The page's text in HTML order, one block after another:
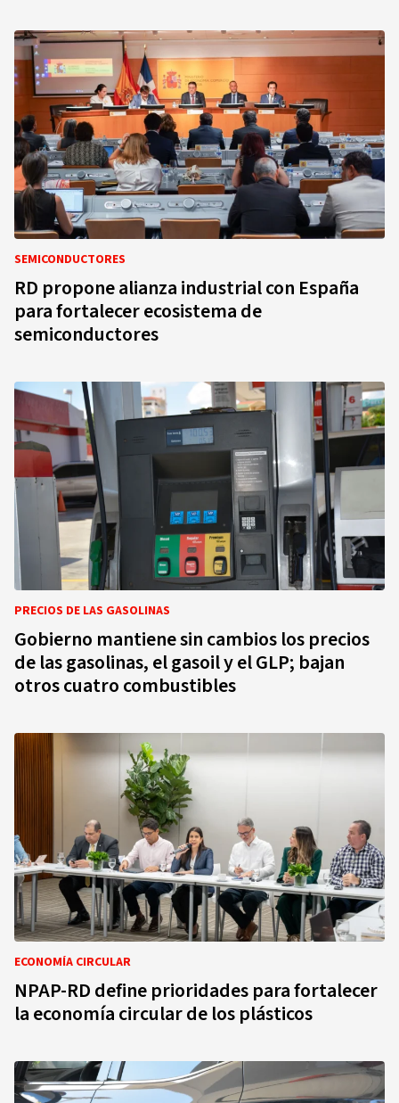
SEMICONDUCTORES
RD propone alianza industrial con España
para fortalecer ecosistema de
semiconductores
PRECIOS DE LAS GASOLINAS
Gobierno mantiene sin cambios los precios
de las gasolinas, el gasoil y el GLP; bajan
otros cuatro combustibles
ECONOMÍA CIRCULAR
NPAP-RD define prioridades para fortalecer
la economía circular de los plásticos